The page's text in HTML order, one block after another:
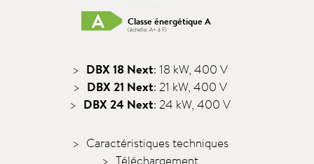
Classe énergétique A
(échelle: A+ à F)
DBX 18 Next: 18 kW, 400 V
DBX 21 Next: 21 kW, 400 V
DBX 24 Next: 24 kW, 400 V
Caractéristiques techniques
Téléchargement